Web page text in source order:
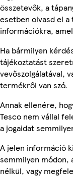
összetevők, a
esetben olvasd el a
információkra,
Ha bármilyen
tájékoztatást
vevőszolgálatával,
termékről van szó.
Annak ellenére,
Tesco nem vállal
a jogaidat
A jelen információ
semmilyen módon,
nélkül, vagy